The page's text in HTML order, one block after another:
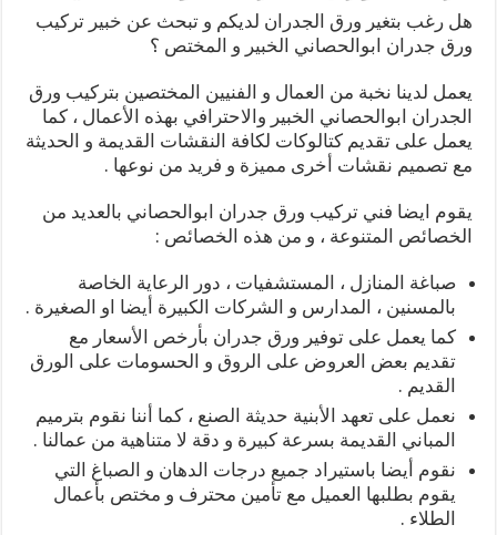
هل رغب بتغير ورق الجدران لديكم و تبحث عن خبير تركيب
ورق جدران ابوالحصاني الخبير و المختص ؟
يعمل لدينا نخبة من العمال و الفنيين المختصين بتركيب ورق
الجدران ابوالحصاني الخبير والاحترافي بهذه الأعمال ، كما
يعمل على تقديم كتالوكات لكافة النقشات القديمة و الحديثة
مع تصميم نقشات أخرى مميزة و فريد من نوعها .
يقوم ايضا فني تركيب ورق جدران ابوالحصاني بالعديد من
الخصائص المتنوعة ، و من هذه الخصائص :
صباغة المنازل ، المستشفيات ، دور الرعاية الخاصة
بالمسنين ، المدارس و الشركات الكبيرة أيضا او الصغيرة .
كما يعمل على توفير ورق جدران بأرخص الأسعار مع
تقديم بعض العروض على الروق و الحسومات على الورق
القديم .
نعمل على تعهد الأبنية حديثة الصنع ، كما أننا نقوم بترميم
المباني القديمة بسرعة كبيرة و دقة لا متناهية من عمالنا .
نقوم أيضا باستيراد جميع درجات الدهان و الصباغ التي
يقوم بطلبها العميل مع تأمين محترف و مختص بأعمال
الطلاء .